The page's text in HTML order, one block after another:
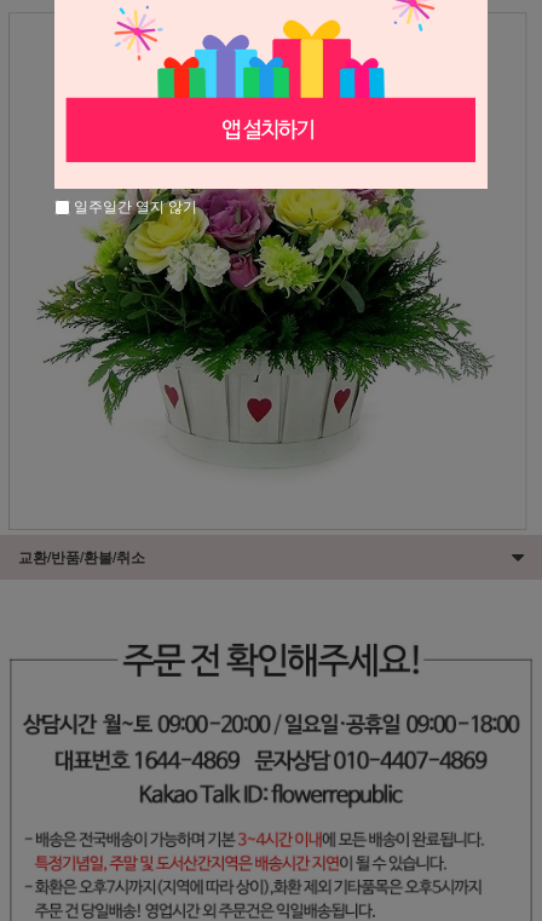
교환/반품/환불/취소
일주일간 열지 않기